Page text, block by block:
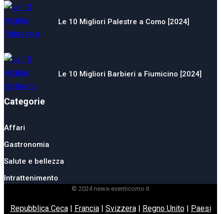
Le 10 Migliori Palestre a Como [2024]
Le 10 Migliori Barbieri a Fiumicino [2024]
Categorie
Affari
Gastronomia
Salute e bellezza
Intrattenimento
© 2024 news-eventicomo.it
Repubblica Ceca| Francia| Svizzera| Regno Unito| Paesi